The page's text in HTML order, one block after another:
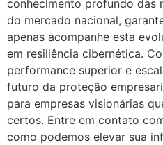
conhecimento profundo das
do mercado nacional,
apenas acompanhe esta
em resiliência cibernética.
performance superior e
futuro da proteção
para empresas visionárias
certos. Entre em contato
como podemos elevar sua